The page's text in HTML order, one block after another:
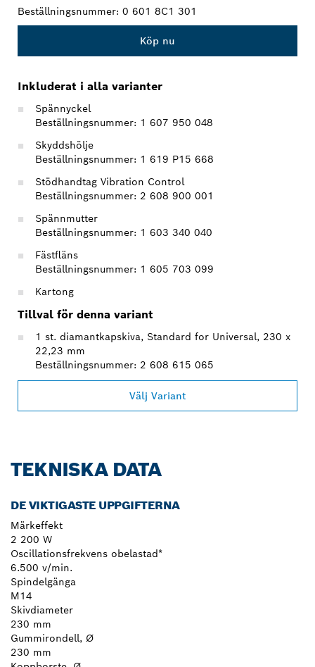
Beställningsnummer: 0 601 8C1 301
Köp nu
Inkluderat i alla varianter
Spännyckel
Beställningsnummer: 1 607 950 048
Skyddshölje
Beställningsnummer: 1 619 P15 668
Stödhandtag Vibration Control
Beställningsnummer: 2 608 900 001
Spännmutter
Beställningsnummer: 1 603 340 040
Fästfläns
Beställningsnummer: 1 605 703 099
Kartong
Tillval för denna variant
1 st. diamantkapskiva, Standard for Universal, 230 x
22,23 mm
Beställningsnummer: 2 608 615 065
Välj Variant
TEKNISKA DATA
DE VIKTIGASTE UPPGIFTERNA
Märkeffekt
2 200 W
Oscillationsfrekvens obelastad*
6.500 v/min.
Spindelgänga
M14
Skivdiameter
230 mm
Gummirondell, Ø
230 mm